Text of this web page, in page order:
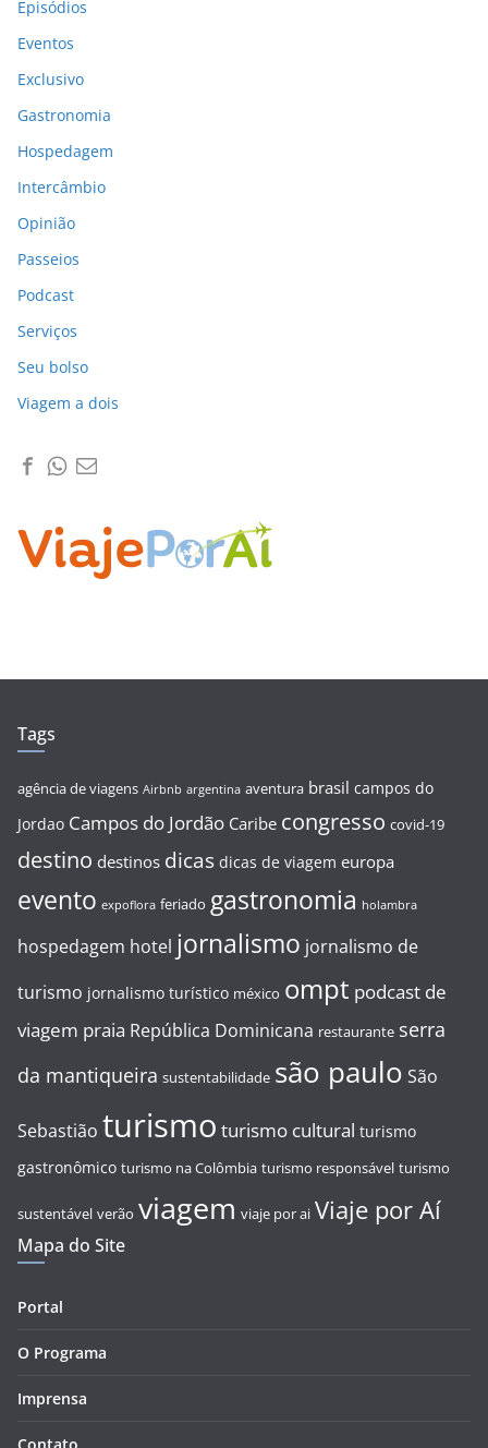
Episódios
Eventos
Exclusivo
Gastronomia
Hospedagem
Intercâmbio
Opinião
Passeios
Podcast
Serviços
Seu bolso
Viagem a dois
Tags
agência de viagens Airbnb argentina aventura brasil campos do
Jordao Campos do Jordão Caribe congresso covid-19
destino destinos dicas dicas de viagem europa
evento expoflora feriado gastronomia holambra
hospedagem hotel jornalismo jornalismo de
turismo jornalismo turístico méxico ompt podcast de
viagem praia República Dominicana restaurante serra
da mantiqueira sustentabilidade são paulo São
Sebastião turismo turismo cultural turismo
gastronômico turismo na Colômbia turismo responsável turismo
sustentável verão viagem viaje por ai Viaje por Aí
Mapa do Site
Portal
O Programa
Imprensa